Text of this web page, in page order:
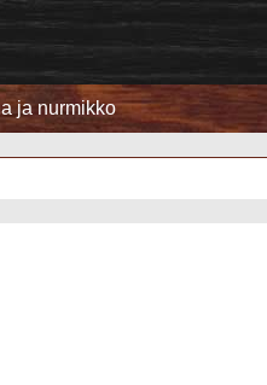
Huonekalut
ja nurmikko